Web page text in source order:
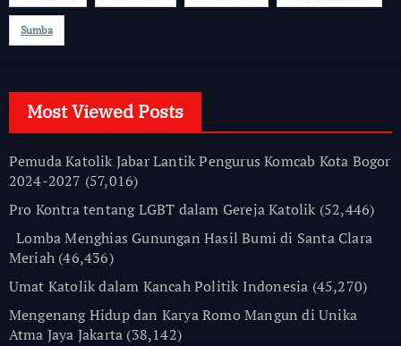
Sumba
Most Viewed Posts
Pemuda Katolik Jabar Lantik Pengurus Komcab Kota Bogor
2024-2027 (57,016)
Pro Kontra tentang LGBT dalam Gereja Katolik (52,446)
Lomba Menghias Gunungan Hasil Bumi di Santa Clara
Meriah (46,436)
Umat Katolik dalam Kancah Politik Indonesia (45,270)
Mengenang Hidup dan Karya Romo Mangun di Unika
Atma Jaya Jakarta (38,142)